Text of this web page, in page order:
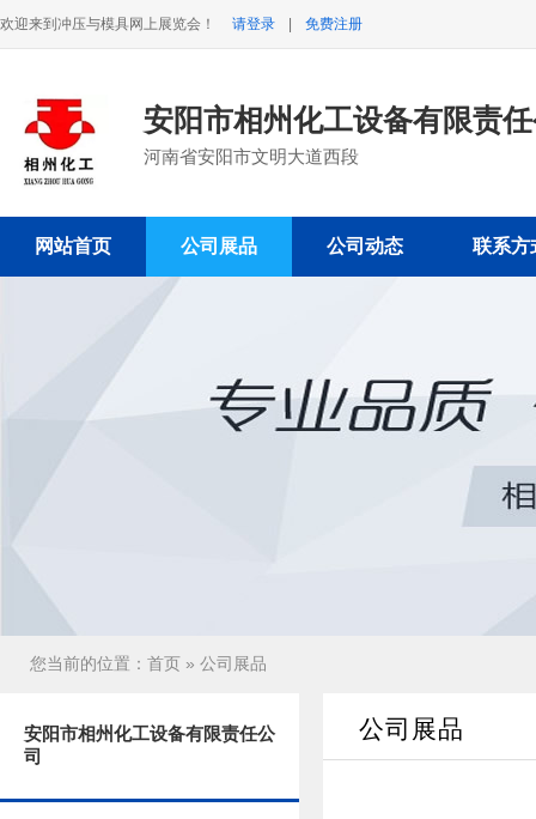
欢迎来到冲压与模具网上展览会！ 请登录 免费注册
安阳市相州化工设备有限责
河南省安阳市文明大道西段
网站首页 公司展品 公司动态 联系方
您当前的位置： 首页 » 公司展品
安阳市相州化工设备有限责任公
司
公司展品